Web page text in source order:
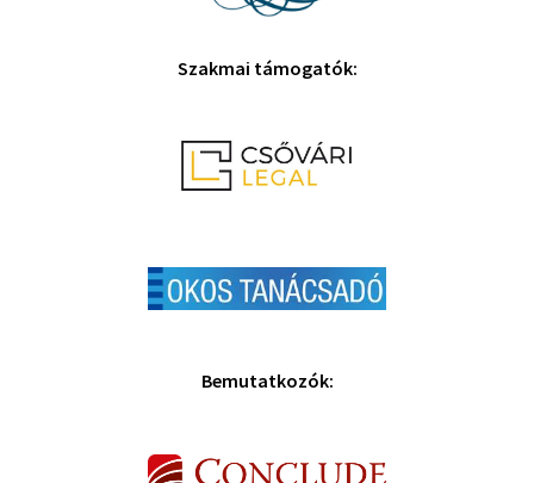
Szakmai támogatók:
Bemutatkozók: